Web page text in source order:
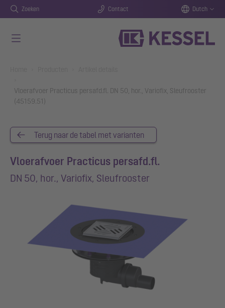
Zoeken Contact Dutch
Vloerafvoer Practicus persafd.fl. DN 50, hor., Variofix, Sleufrooster
(45159.51)
Terug naar de tabel met varianten
Vloerafvoer Practicus persafd.fl.
DN 50, hor., Variofix, Sleufrooster